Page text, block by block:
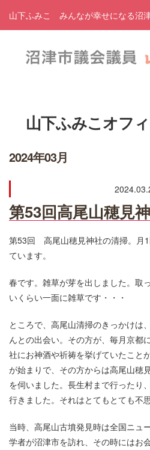
山下ふみこ みんなが幸せになる沼
山下ふみこオフ
2024年03月
第53回高尾山穂見
第53回 高尾山穂見神社の清掃。月
ています。
春です。雑草が芽を出しました。取
いくらい一面に雑草です・・・
ところで、高尾山清掃のきっかけは
んとの出会い。その方が、毎月京都
社にお神酒や祈祷を挙げていたこと
が始まりで、その方からは高尾山穂
を伺いました。長生村まで行ったり
行きました。それはとてもとても不
当時、高尾山古墳発見時は全国ニュ
学者が沼津市を訪れ、その時にはお